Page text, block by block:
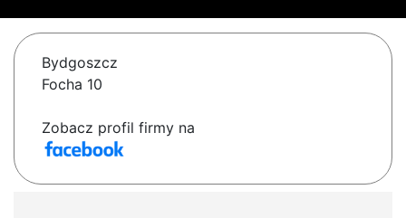
Bydgoszcz
Focha 10
Zobacz profil firmy na